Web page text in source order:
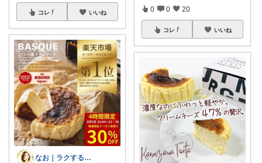
コレ いいね
なお｜ラクする暮らしとご褒美
0 0 20
コレ いいね